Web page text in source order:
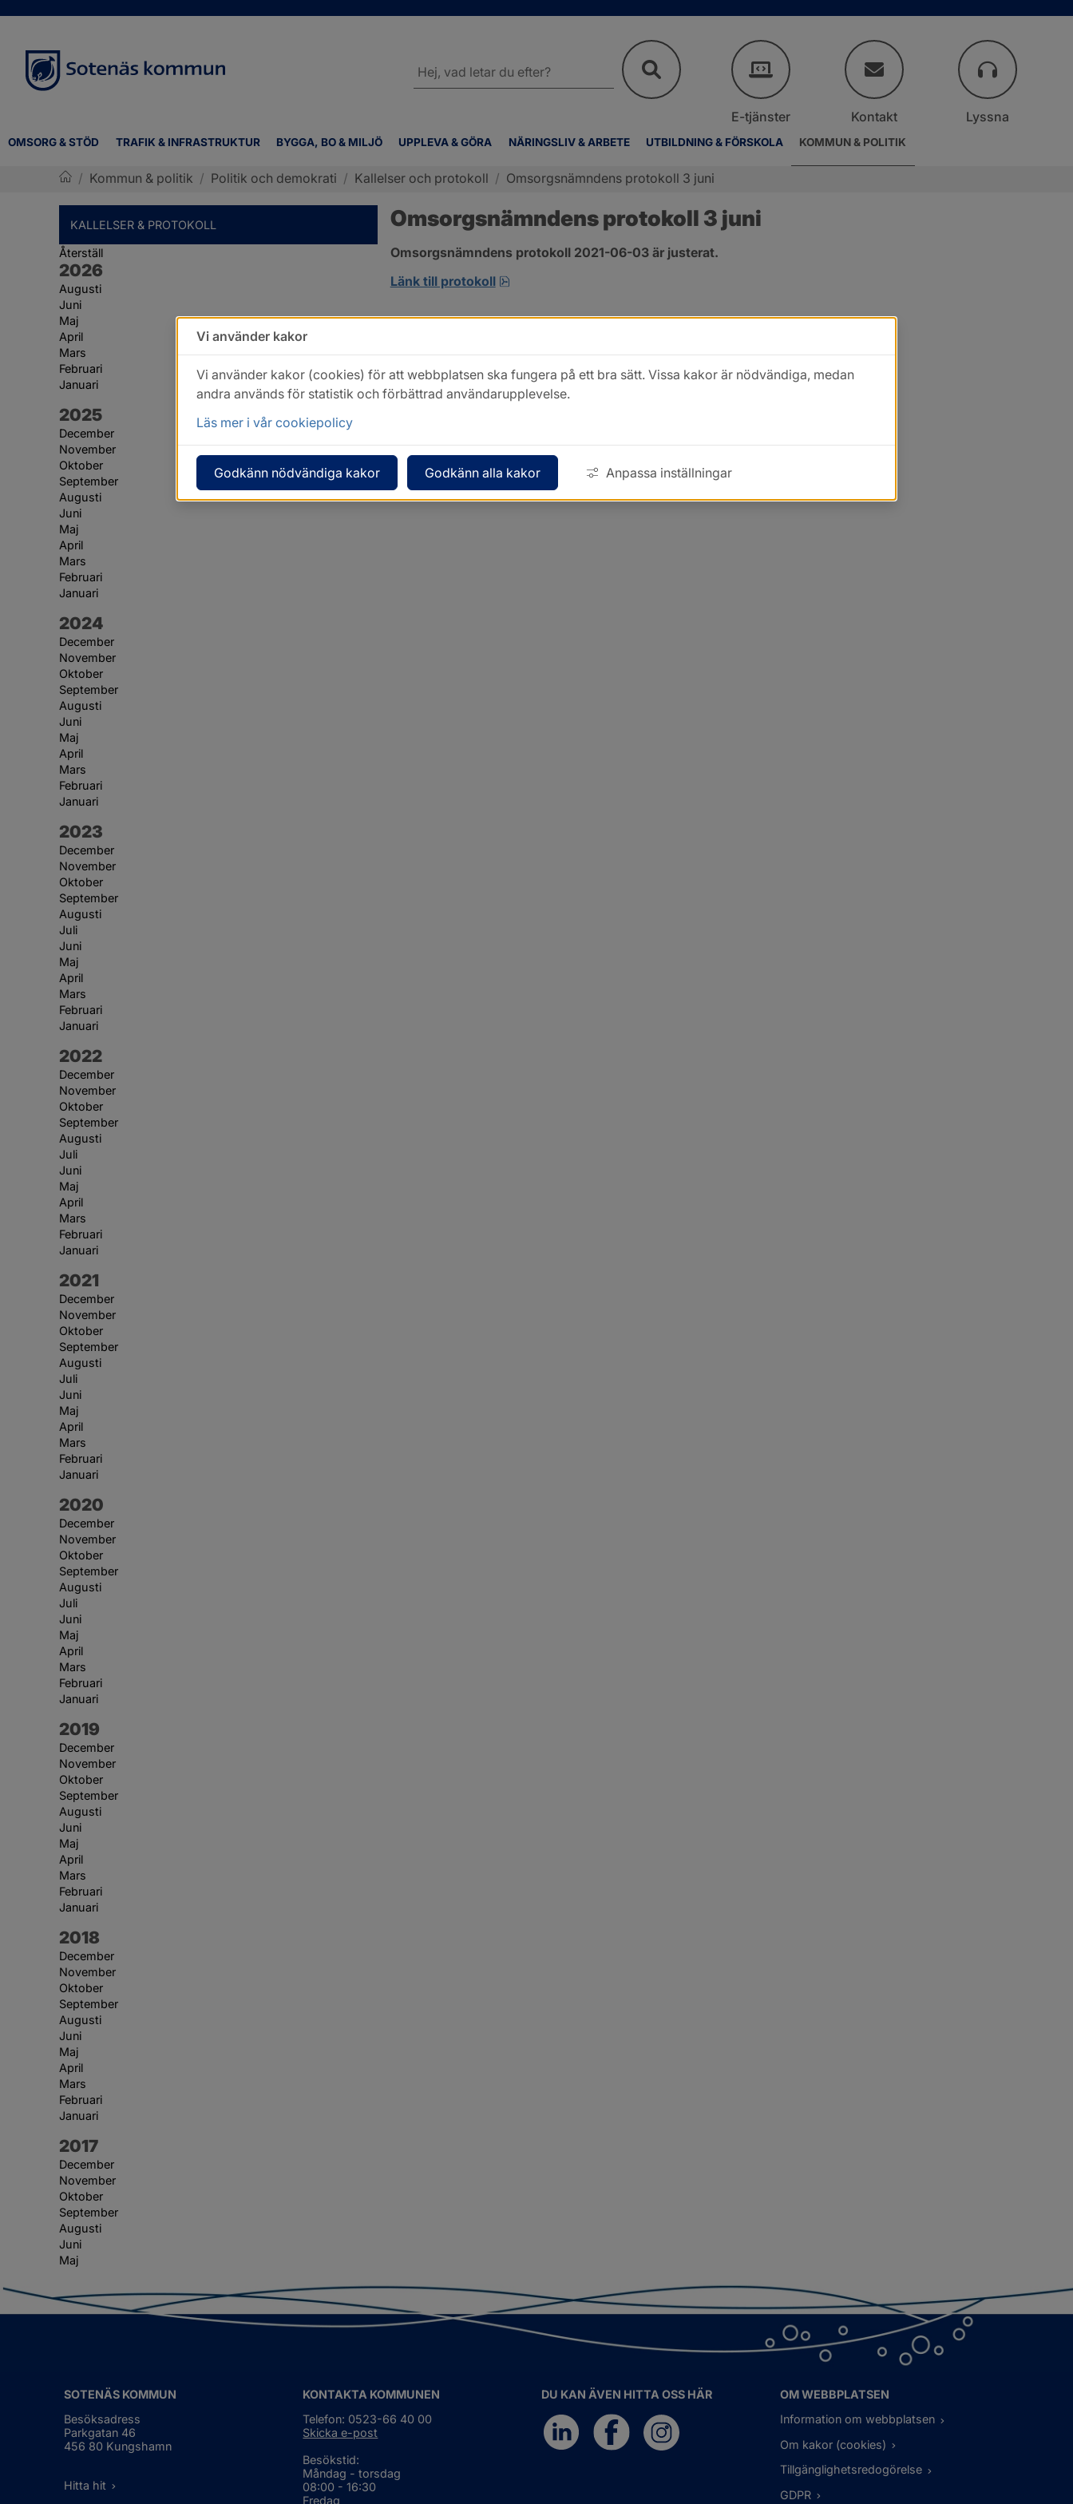
OMSORG & STÖD TRAFIK & INFRASTRUKTUR BYGGA, BO & MILJÖ UPPLEVA & GÖRA NÄRINGSLIV & ARBETE UTBILDNING & FÖRSKOLA KOMMUN & POLITIK
webbplatsen
E-tjänster Kontakt Lyssna
/ Kommun & politik / Politik och demokrati / Kallelser och protokoll / Omsorgsnämndens protokoll 3 juni
KALLELSER & PROTOKOLL
Återställ
År:
2026
Augusti
Juni
Maj
April
Mars
Februari
Januari
År:
2025
December
November
Oktober
September
Augusti
Juni
Maj
April
Mars
Februari
Januari
År:
2024
December
November
Oktober
September
Augusti
Juni
Maj
April
Mars
Februari
Januari
År:
2023
December
November
Oktober
September
Augusti
Juli
Juni
Maj
April
Mars
Februari
Januari
År:
2022
December
November
Oktober
September
Augusti
Juli
Juni
Maj
April
Mars
Februari
Januari
År:
2021
December
November
Oktober
September
Augusti
Juli
Juni
Maj
April
Mars
Februari
Januari
År:
2020
December
November
Oktober
September
Augusti
Juli
Juni
Maj
April
Mars
Februari
Januari
År:
2019
December
November
Oktober
September
Augusti
Juni
Maj
April
Mars
Februari
Januari
År:
2018
December
November
Oktober
September
Augusti
Juni
Maj
April
Mars
Februari
Januari
År:
2017
December
November
Oktober
September
Augusti
Juni
Maj
Omsorgsnämndens protokoll 3 juni
Omsorgsnämndens protokoll 2021-06-03 är justerat.
Länk till protokoll
pdf, 303.4 kB, öppnas i nytt fönster.
SOTENÄS KOMMUN
Besöksadress
Parkgatan 46
456 80 Kungshamn
Hitta hit
KONTAKTA KOMMUNEN
Telefon: 0523-66 40 00
Skicka e-post
Besökstid:
Måndag - torsdag
08:00 - 16:30
Fredag
DU KAN ÄVEN HITTA OSS HÄR
OM WEBBPLATSEN
Information om webbplatsen
Om kakor (cookies)
Tillgänglighetsredogörelse
GDPR
Vi använder kakor
Vi använder kakor (cookies) för att webbplatsen ska fungera på ett bra sätt. Vissa kakor är nödvändiga, medan
andra används för statistik och förbättrad användarupplevelse.
Läs mer i vår cookiepolicy
Godkänn nödvändiga kakor Godkänn alla kakor Anpassa inställningar